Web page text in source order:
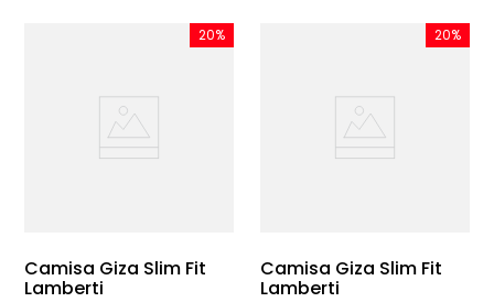
20%
Camisa Giza Slim Fit
Lamberti
20%
Camisa Giza Slim Fit
Lamberti